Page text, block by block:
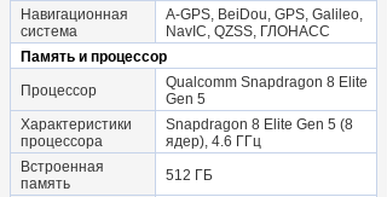
Навигационная
система
A-GPS, BeiDou, GPS, Galileo,
NavIC, QZSS, ГЛОНАСС
Память и процессор
Процессор
Qualcomm Snapdragon 8 Elite
Gen 5
Характеристики
процессора
Snapdragon 8 Elite Gen 5 (8
ядер), 4.6 ГГц
Встроенная
память
512 ГБ